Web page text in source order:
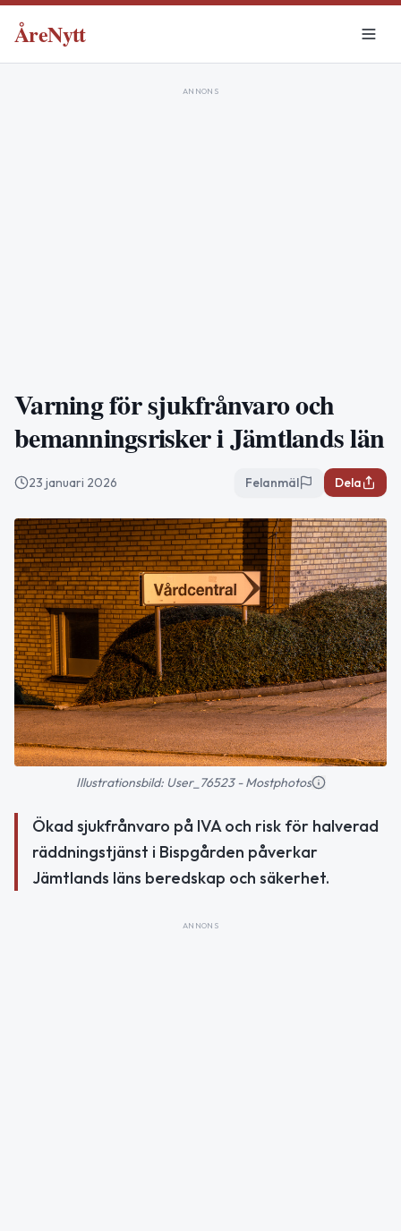
ÅreNytt
ANNONS
Varning för sjukfrånvaro och
bemanningsrisker i Jämtlands län
23 januari 2026 Felanmäl Dela
Illustrationsbild: User_76523 - Mostphotos
Ökad sjukfrånvaro på IVA och risk för halverad
räddningstjänst i Bispgården påverkar
Jämtlands läns beredskap och säkerhet.
ANNONS